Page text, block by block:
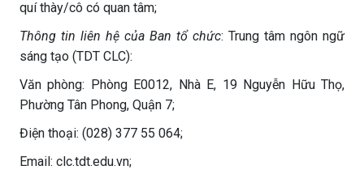
quí thày/cô có quan tâm;
Thông tin liên hệ của Ban tổ chức: Trung tâm ngôn ngữ
sáng tạo (TDT CLC):
Văn phòng: Phòng E0012, Nhà E, 19 Nguyễn Hữu Thọ,
Phường Tân Phong, Quận 7;
Điện thoại: (028) 377 55 064;
Email: clc.tdt.edu.vn;